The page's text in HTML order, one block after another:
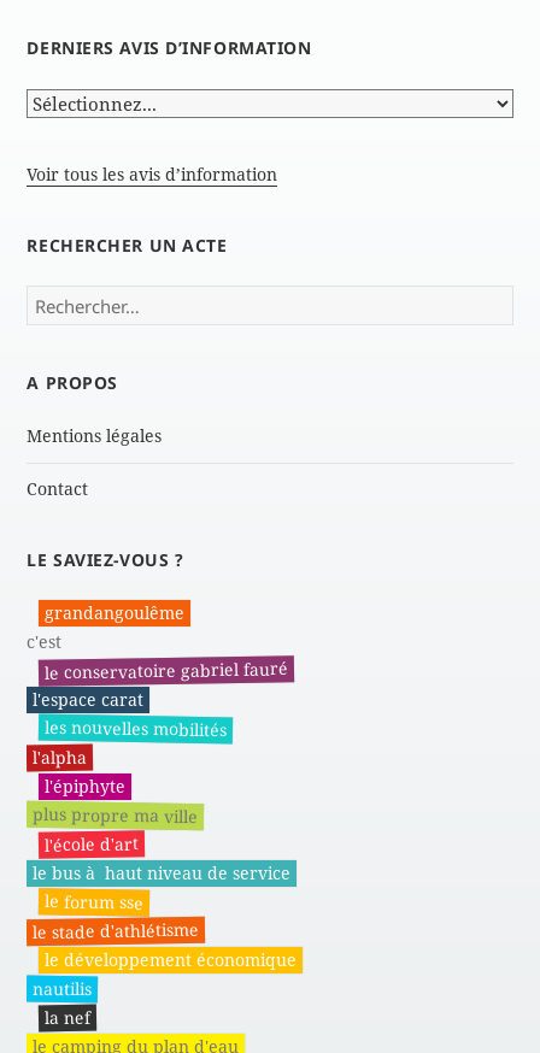
DERNIERS AVIS D’INFORMATION
Voir tous les avis d’information
RECHERCHER UN ACTE
Rechercher :
A PROPOS
Mentions légales
Contact
LE SAVIEZ-VOUS ?
grandangoulême
c'est
le conservatoire gabriel fauré
l'espace carat
les nouvelles mobilités
l'alpha
l'épiphyte
plus propre ma ville
l'école d'art
le bus à haut niveau de service
le forum sse
le stade d'athlétisme
le développement économique
nautilis
la nef
le camping du plan d'eau